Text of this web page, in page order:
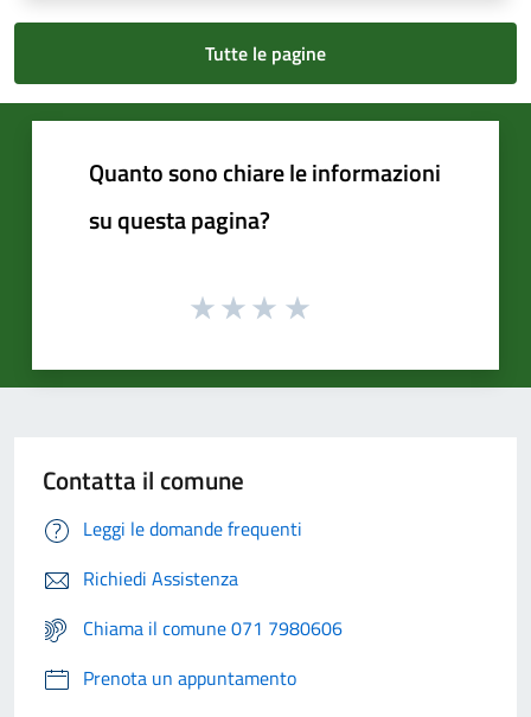
Tutte le pagine
Quanto sono chiare le informazioni
su questa pagina?
Contatta il comune
Leggi le domande frequenti
Richiedi Assistenza
Chiama il comune 071 7980606
Prenota un appuntamento